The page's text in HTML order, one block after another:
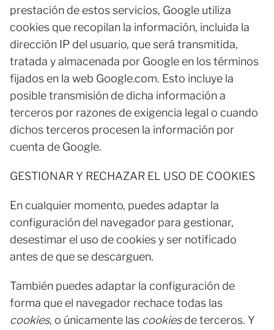
prestación de estos servicios, Google utiliza
cookies que recopilan la información, incluida la
dirección IP del usuario, que será transmitida,
tratada y almacenada por Google en los términos
fijados en la web Google.com. Esto incluye la
posible transmisión de dicha información a
terceros por razones de exigencia legal o cuando
dichos terceros procesen la información por
cuenta de Google.
GESTIONAR Y RECHAZAR EL USO DE COOKIES
En cualquier momento, puedes adaptar la
configuración del navegador para gestionar,
desestimar el uso de cookies y ser notificado
antes de que se descarguen.
También puedes adaptar la configuración de
forma que el navegador rechace todas las
cookies, o únicamente las cookiesde terceros. Y